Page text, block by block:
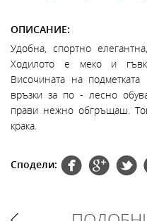
ОПИСАНИЕ:
Удобна, спортно
Ходилото е меко и
Височината на
връзки за по - лесно
прави нежно обгръщаш.
крака.
Сподели: